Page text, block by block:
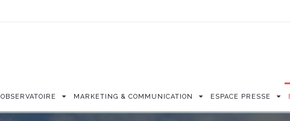
OBSERVATOIRE MARKETING & COMMUNICATION ESPACE PRESSE